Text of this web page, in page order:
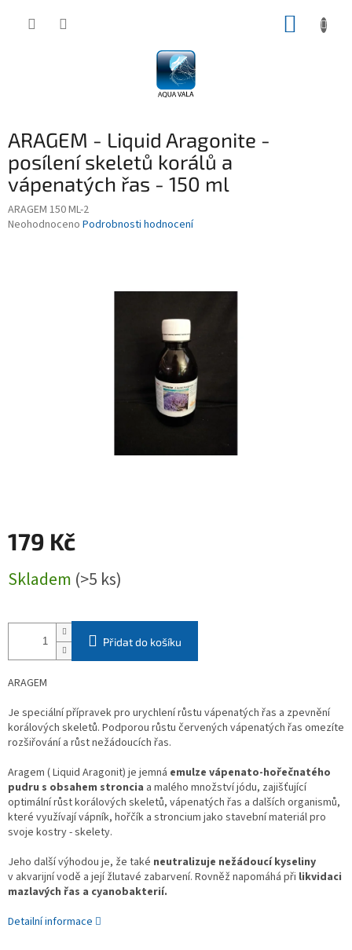
ARAGEM - Liquid Aragonite -
posílení skeletů korálů a
vápenatých řas - 150 ml
ARAGEM 150 ML-2
Průměrné
Neohodnoceno Podrobnosti hodnocení
179 Kč
cena:
Skladem (>5 ks)
Přidat do košíku
ARAGEM
Je speciální přípravek pro urychlení růstu vápenatých řas a zpevnění
korálových skeletů. Podporou růstu červených vápenatých řas omezíte
rozšiřování a růst nežádoucích řas.
Aragem ( Liquid Aragonit) je jemná emulze vápenato-hořečnatého
pudru s obsahem stroncia a malého množství jódu, zajišťující
optimální růst korálových skeletů, vápenatých řas a dalších organismů,
které využívají vápník, hořčík a stroncium jako stavební materiál pro
svoje kostry - skelety.
Jeho další výhodou je, že také neutralizuje nežádoucí kyseliny
v akvarijní vodě a její žlutavé zabarvení. Rovněž napomáhá při likvidaci
mazlavých řas a cyanobakterií.
Detailní informace